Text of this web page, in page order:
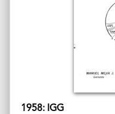
1958: IGG